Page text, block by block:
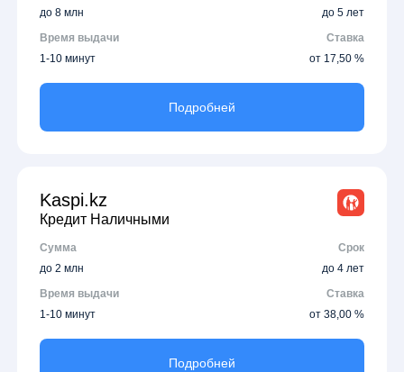
до 8 млн
до 5 лет
Время выдачи
Ставка
1-10 минут
от 17,50 %
Подробней
Kaspi.kz
Кредит Наличными
Сумма
Срок
до 2 млн
до 4 лет
Время выдачи
Ставка
1-10 минут
от 38,00 %
Подробней